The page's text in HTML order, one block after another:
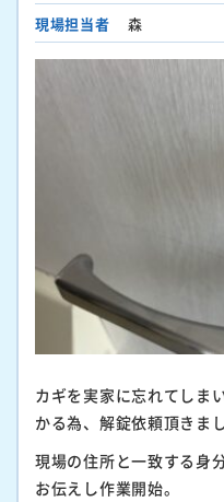
現場担当者
森
カギを実家に忘れてしま
かる為、解錠依頼頂きまし
現場の住所と一致する身
お伝えし作業開始。